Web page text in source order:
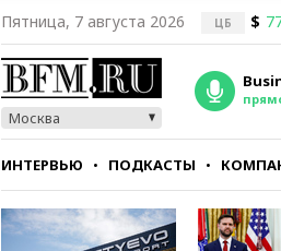
Пятница, 7 августа 2026 ЦБ $
Москва
ИНТЕРВЬЮ ПОДКАСТЫ
СТИЛЬ ТЕСТЫ